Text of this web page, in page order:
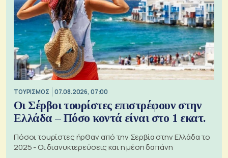
ΤΟΥΡΙΣΜΟΣ 07.08.2026, 07:00
Οι Σέρβοι τουρίστες επιστρέφουν στην
Ελλάδα – Πόσο κοντά είναι στο 1 εκατ.
Πόσοι τουρίστες ήρθαν από την Σερβία στην Ελλάδα το
2025 - Οι διανυκτερεύσεις και η μέση δαπάνη